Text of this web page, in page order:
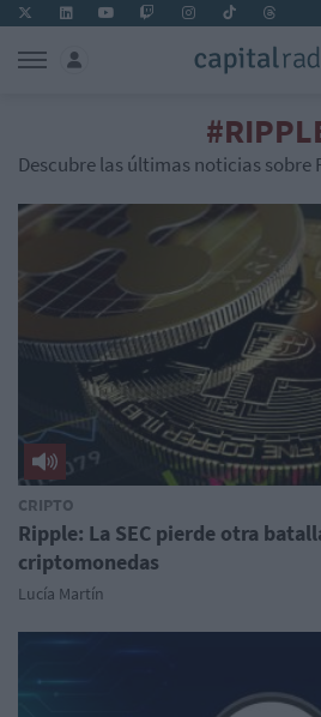
Descubre las últimas noticias sobre
CRIPTO
Ripple: La SEC pierde otra
criptomonedas
Lucía Martín